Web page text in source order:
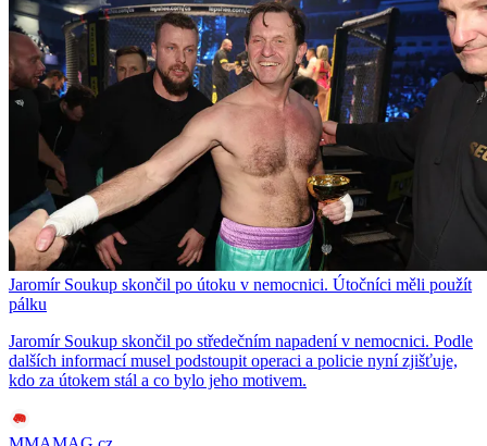
Jaromír Soukup skončil po útoku v nemocnici. Útočníci měli použít
pálku
Jaromír Soukup skončil po středečním napadení v nemocnici. Podle
dalších informací musel podstoupit operaci a policie nyní zjišťuje,
kdo za útokem stál a co bylo jeho motivem.